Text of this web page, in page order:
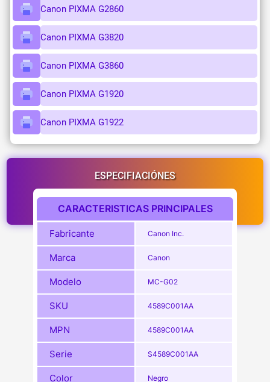
Canon PIXMA G2860
Canon PIXMA G3820
Canon PIXMA G3860
Canon PIXMA G1920
Canon PIXMA G1922
ESPECIFIACIÓNES
CARACTERISTICAS PRINCIPALES
Fabricante Canon Inc.
Marca Canon
Modelo MC-G02
SKU 4589C001AA
MPN 4589C001AA
Serie S4589C001AA
Color Negro